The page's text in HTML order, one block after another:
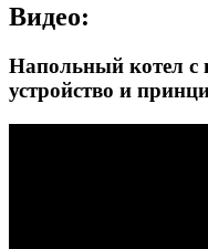
Видео:
Напольный котел с
устройство и